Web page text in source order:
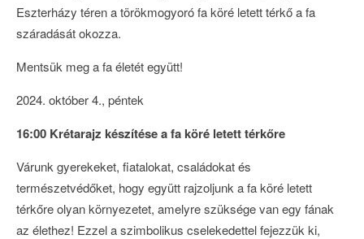
Eszterházy téren a törökmogyoró fa köré letett térkő a fa
száradását okozza.
Mentsük meg a fa életét együtt!
2024. október 4., péntek
16:00 Krétarajz készítése a fa köré letett térkőre
Várunk gyerekeket, fiatalokat, családokat és
természetvédőket, hogy együtt rajzoljunk a fa köré letett
térkőre olyan környezetet, amelyre szüksége van egy fának
az élethez! Ezzel a szimbolikus cselekedettel fejezzük ki,